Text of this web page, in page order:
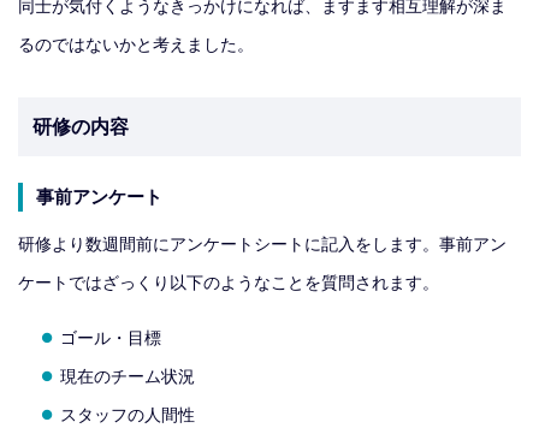
同士が気付くようなきっかけになれば、ますます相互理解が深ま
るのではないかと考えました。
研修の内容
事前アンケート
研修より数週間前にアンケートシートに記入をします。事前アン
ケートではざっくり以下のようなことを質問されます。
ゴール・目標
現在のチーム状況
スタッフの人間性